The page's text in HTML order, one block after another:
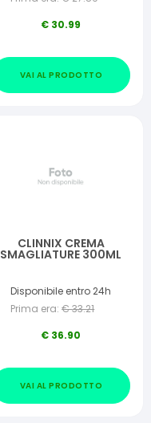
€ 30.99
VAI AL PRODOTTO
CLINNIX CREMA
SMAGLIATURE 300ML
Disponibile entro 24h
Prima era: €33.21
€ 36.90
VAI AL PRODOTTO